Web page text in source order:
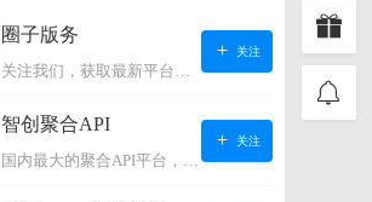
圈子版务
关注我们，获取最新平台动态。
关注
智创聚合API
国内最大的聚合API平台，支持OpenAI、阿里、智谱、360、讯飞、百度等国内外大语言模型。https://s.lconai.com/
关注